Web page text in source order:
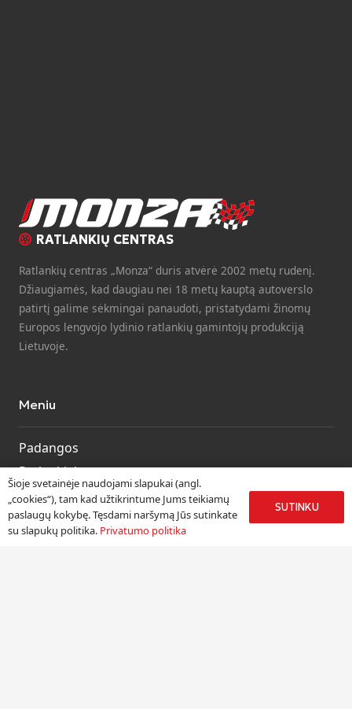
RATLANKIŲ CENTRAS
Ratlankių centras „Monza“ duris atvėrė 2002 metų rudenį.
Džiaugiamės, kad daugiau nei 18 metų kauptą autoverslo
patirtį galime sėkmingai panaudoti, pristatydami žinomų
Europos lengvojo lydinio ratlankių gamintojų produkciją
Lietuvoje.
Meniu
Padangos
Ratlankiai
Kitos prekės
Paslaugos
Šioje svetainėje naudojami slapukai (angl.
„cookies“), tam kad užtikrintume Jums teikiamų
paslaugų kokybę. Tęsdami naršymą Jūs sutinkate
su slapukų politika. Privatumo politika
SUTINKU